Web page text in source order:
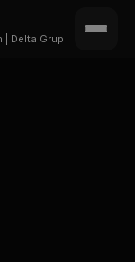
| Delta Grup